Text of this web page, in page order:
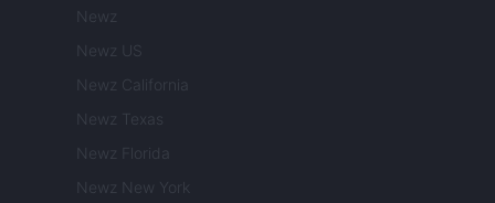
Newz
Newz US
Newz California
Newz Texas
Newz Florida
Newz New York